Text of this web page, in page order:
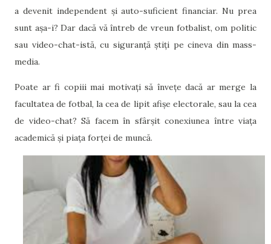
a devenit independent și auto-suficient financiar. Nu prea
sunt așa-i? Dar dacă vă întreb de vreun fotbalist, om politic
sau video-chat-istă, cu siguranță știți pe cineva din mass-
media.
Poate ar fi copiii mai motivați să învețe dacă ar merge la
facultatea de fotbal, la cea de lipit afișe electorale, sau la cea
de video-chat? Să facem în sfârșit conexiunea între viața
academică și piața forței de muncă.